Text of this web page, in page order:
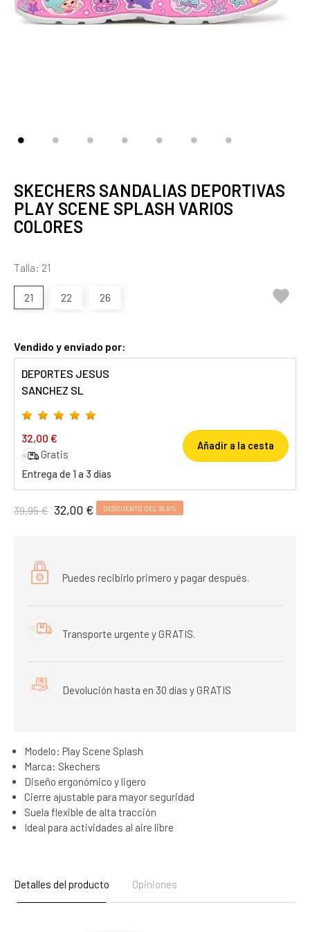
SKECHERS SANDALIAS DEPORTIVAS
PLAY SCENE SPLASH VARIOS
COLORES
Talla: 21
21 22 26 
Vendido y enviado por:
DEPORTES JESUS
SANCHEZ SL
32,00 €
Gratis
Entrega de 1 a 3 días
Añadir a la cesta
39,95 € 32,00 € DESCUENTO DEL 19,9%
Puedes recibirlo primero y pagar después.
Transporte urgente y GRATIS.
Devolución hasta en 30 días y GRATIS
Modelo: Play Scene Splash
Marca: Skechers
Diseño ergonómico y ligero
Cierre ajustable para mayor seguridad
Suela flexible de alta tracción
Ideal para actividades al aire libre
Detalles del producto Opiniones